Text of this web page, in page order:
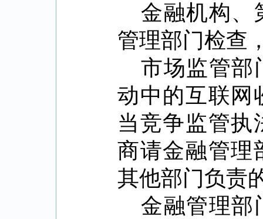
金融机构、
管理部门检查
市场监管部
动中的互联网
当竞争监管执
商请金融管理
其他部门负责
金融管理部